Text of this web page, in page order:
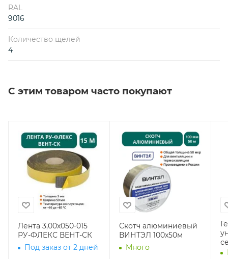
RAL
9016
Количество щелей
4
С этим товаром часто покупают
Лента 3,00х050-015
РУ-ФЛЕКС ВЕНТ-СК
Под заказ от 2 дней
Скотч алюминиевый
ВИНТЭЛ 100х50м
Много